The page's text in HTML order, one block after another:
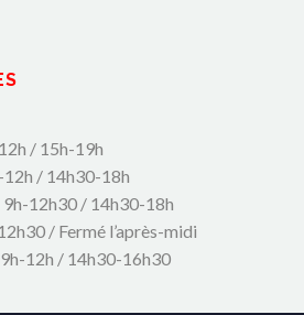
/ 15h-19h
/ 14h30-18h
12h30 / 14h30-18h
/ Fermé l’après-midi
12h / 14h30-16h30